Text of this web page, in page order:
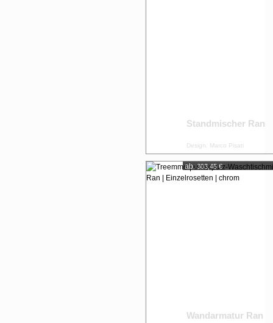
Standmischer Ran
Design: Marco Pisati
ab: 303,45 €
Wandarmatur Ran